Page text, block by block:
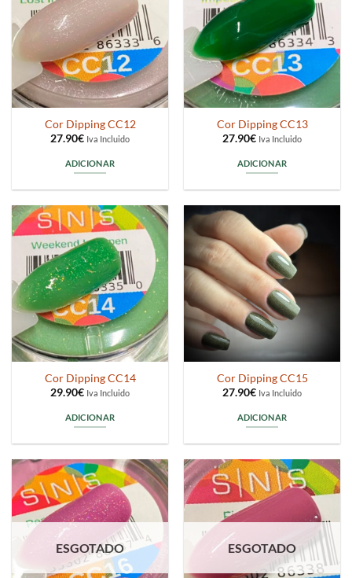
Cor Dipping CC12
27.90€ Iva Incluido
ADICIONAR
Cor Dipping CC13
27.90€ Iva Incluido
ADICIONAR
Cor Dipping CC14
29.90€ Iva Incluido
ADICIONAR
Cor Dipping CC15
27.90€ Iva Incluido
ADICIONAR
ESGOTADO ESGOTADO